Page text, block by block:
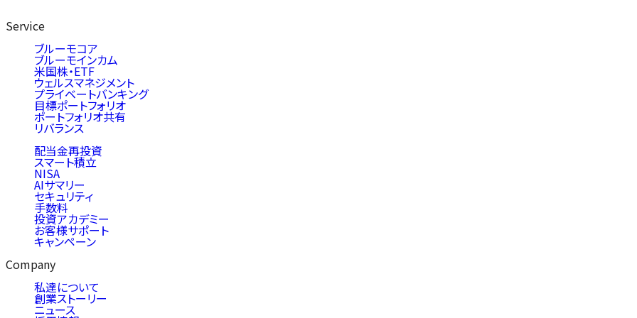
Service
ブルーモコア
ブルーモインカム
米国株・ETF
ウェルスマネジメント
プライベートバンキング
目標ポートフォリオ
ポートフォリオ共有
リバランス
配当金再投資
スマート積立
NISA
AIサマリー
セキュリティ
手数料
投資アカデミー
お客様サポート
キャンペーン
Company
私達について
創業ストーリー
ニュース